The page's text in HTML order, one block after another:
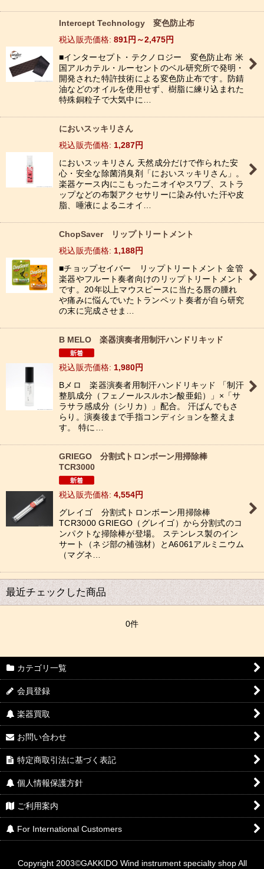
Intercept Technology 変色防止布
税込
: 891円 ～2,475円
■インターセプト・テクノロジー 変色防止布 米
国アルカテル・ルーセントのベル研究所で発明・
開発された特許技術による変色防止布です。防錆
油などのオイルを使用せず、樹脂に練り込まれた
特殊銅粒子で大気中に…
においスッキリさん
税込
: 1,287円
においスッキリさん 天然成分だけで作られた安
心・安全な除菌消臭剤「においスッキリさん」。
楽器ケース内にこもったニオイやスワブ、ストラ
ップなどの布製アクセサリーに染み付いた汗や皮
脂、唾液によるニオイ…
ChopSaver リップトリートメント
税込
: 1,188円
■チョップセイバー リップトリートメント 金管
楽器やフルート奏者向けのリップトリートメント
です。20年以上マウスピースに当たる唇の腫れ
や痛みに悩んでいたトランペット奏者が自ら研究
の末に完成させま…
B MELO 楽器演奏者用制汗ハンドリキッド
税込 : 1,980円
Bメロ 楽器演奏者用制汗ハンドリキッド 「制汗
整肌成分（フェノールスルホン酸亜鉛）」×「サ
ラサラ感成分（シリカ）」配合。 汗ばんでもさ
らり。演奏後まで手指コンディションを整えま
す。 特に…
GRIEGO 分割式トロンボーン用掃除棒
TCR3000
税込 : 4,554円
グレイゴ 分割式トロンボーン用掃除棒
TCR3000 GRIEGO（グレイゴ）から分割式のコ
ンパクトな掃除棒が登場。 ステンレス製のイン
サート（ネジ部の補強材）とA6061アルミニウム
（マグネ…
最近チェックした商品
0件
カテゴリ一覧
会員登録
楽器買取
お問い合わせ
特定商取引法に基づく表記
個人情報保護方針
ご利用案内
For International Customers
Copyright 2003©GAKKIDO Wind instrument specialty shop All